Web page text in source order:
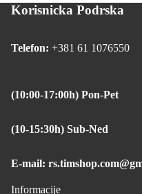
Korisnicka Podrska
Telefon: +381 61 1076550
(10:00-17:00h) Pon-Pet
(10-15:30h) Sub-Ned
E-mail:
Informacije